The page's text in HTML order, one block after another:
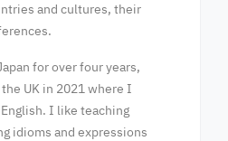
and cultures, their
for over four years,
UK in 2021 where I
I like teaching
idioms and expressions